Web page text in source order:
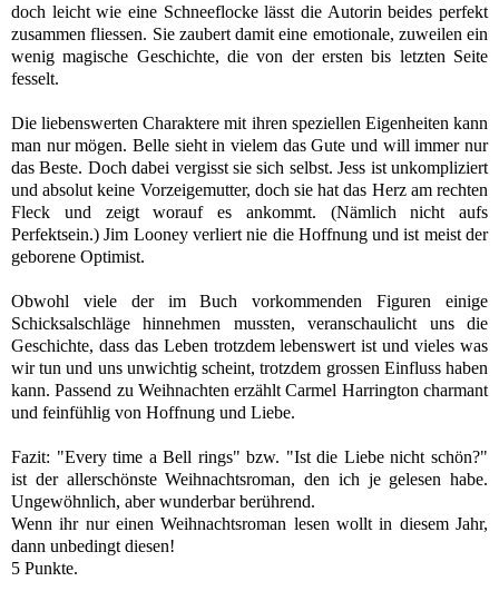
doch leicht wie eine Schneeflocke lässt die Autorin beides perfekt
zusammen fliessen. Sie zaubert damit eine emotionale, zuweilen ein
wenig magische Geschichte, die von der ersten bis letzten Seite
fesselt.
Die liebenswerten Charaktere mit ihren speziellen Eigenheiten kann
man nur mögen. Belle sieht in vielem das Gute und will immer nur
das Beste. Doch dabei vergisst sie sich selbst. Jess ist unkompliziert
und absolut keine Vorzeigemutter, doch sie hat das Herz am rechten
Fleck und zeigt worauf es ankommt. (Nämlich nicht aufs
Perfektsein.) Jim Looney verliert nie die Hoffnung und ist meist der
geborene Optimist.
Obwohl viele der im Buch vorkommenden Figuren einige
Schicksalschläge hinnehmen mussten, veranschaulicht uns die
Geschichte, dass das Leben trotzdem lebenswert ist und vieles was
wir tun und uns unwichtig scheint, trotzdem grossen Einfluss haben
kann.Passend zu Weihnachten erzählt Carmel Harrington charmant
und feinfühlig von Hoffnung und Liebe.
Fazit: "Every time a Bell rings" bzw. "Ist die Liebe nicht schön?"
ist der allerschönste Weihnachtsroman, den ich je gelesen habe.
Ungewöhnlich, aber wunderbar berührend.
Wenn ihr nur einen Weihnachtsroman lesen wollt in diesem Jahr,
dann unbedingt diesen!
5 Punkte.